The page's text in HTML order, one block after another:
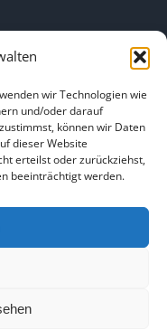
wir Technologien wie
und/oder darauf
können wir Daten
dieser Website
erteilst oder zurückziehst,
beeinträchtigt werden.
DATENSCHUTZ